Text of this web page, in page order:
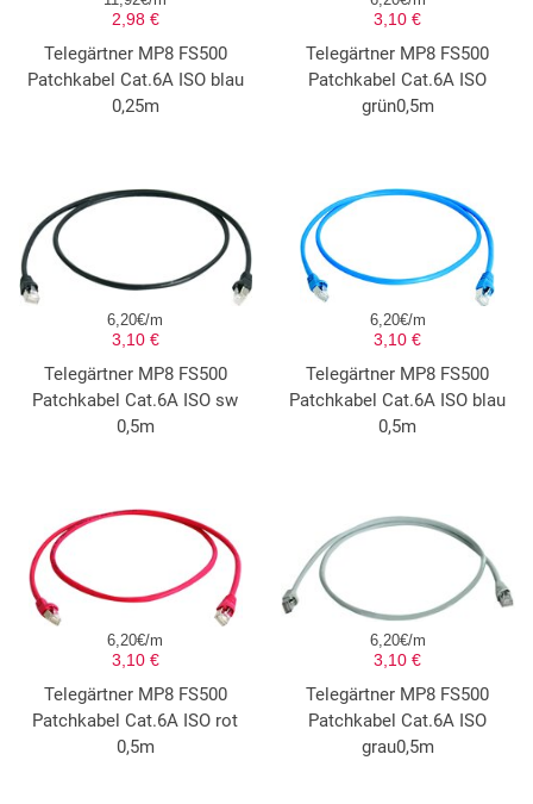
2,98 €
Telegärtner MP8 FS500
Patchkabel Cat.6A ISO blau
0,25m
3,10 €
Telegärtner MP8 FS500
Patchkabel Cat.6A ISO
grün0,5m
6,20€/m
3,10 €
Telegärtner MP8 FS500
Patchkabel Cat.6A ISO sw
0,5m
6,20€/m
3,10 €
Telegärtner MP8 FS500
Patchkabel Cat.6A ISO blau
0,5m
6,20€/m
3,10 €
Telegärtner MP8 FS500
Patchkabel Cat.6A ISO rot
0,5m
6,20€/m
3,10 €
Telegärtner MP8 FS500
Patchkabel Cat.6A ISO
grau0,5m